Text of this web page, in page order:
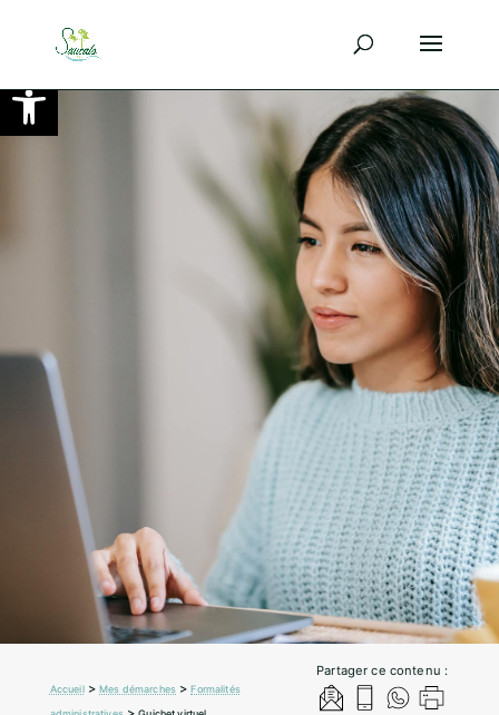
Ouvrir la barre d’outils
Partager ce contenu :
Accueil>Mes démarches >Formalités